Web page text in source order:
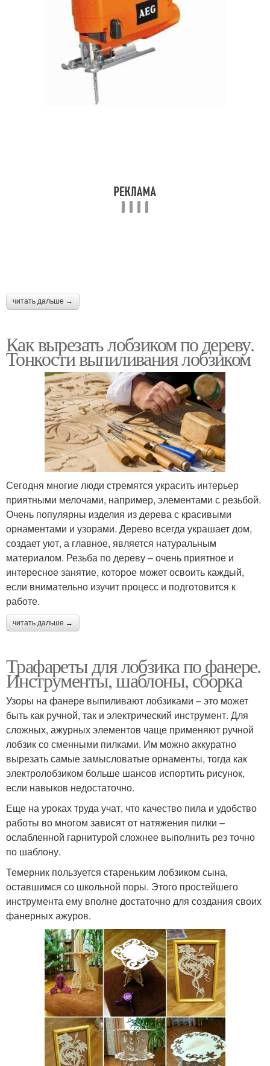
читать дальше →
Как вырезать лобзиком по дереву.
Тонкости выпиливания лобзиком
Сегодня многие люди стремятся украсить интерьер
приятными мелочами, например, элементами с резьбой.
Очень популярны изделия из дерева с красивыми
орнаментами и узорами. Дерево всегда украшает дом,
создает уют, а главное, является натуральным
материалом. Резьба по дереву – очень приятное и
интересное занятие, которое может освоить каждый,
если внимательно изучит процесс и подготовится к
работе.
читать дальше →
Трафареты для лобзика по фанере.
Инструменты, шаблоны, сборка
Узоры на фанере выпиливают лобзиками – это может
быть как ручной, так и электрический инструмент. Для
сложных, ажурных элементов чаще применяют ручной
лобзик со сменными пилками. Им можно аккуратно
вырезать самые замысловатые орнаменты, тогда как
электролобзиком больше шансов испортить рисунок,
если навыков недостаточно.
Еще на уроках труда учат, что качество пила и удобство
работы во многом зависят от натяжения пилки –
ослабленной гарнитурой сложнее выполнить рез точно
по шаблону.
Темерник пользуется стареньким лобзиком сына,
оставшимся со школьной поры. Этого простейшего
инструмента ему вполне достаточно для создания своих
фанерных ажуров.